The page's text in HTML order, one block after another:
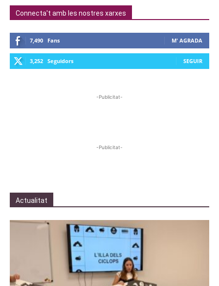
Connecta't amb les nostres xarxes
7,490 Fans M' AGRADA
3,252 Seguidors SEGUIR
-Publicitat-
-Publicitat-
Actualitat